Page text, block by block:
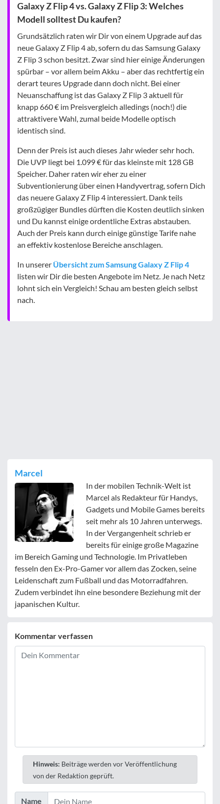
Galaxy Z Flip 4 vs. Galaxy Z Flip 3: Welches
Modell solltest Du kaufen?
Grundsätzlich raten wir Dir von einem Upgrade auf das
neue Galaxy Z Flip 4 ab, sofern du das Samsung Galaxy
Z Flip 3 schon besitzt. Zwar sind hier einige Änderungen
spürbar – vor allem beim Akku – aber das rechtfertig ein
derart teures Upgrade dann doch nicht. Bei einer
Neuanschaffung ist das Galaxy Z Flip 3 aktuell für
knapp 660 € im Preisvergleich alledings (noch!) die
attraktivere Wahl, zumal beide Modelle optisch
identisch sind.
Denn der Preis ist auch dieses Jahr wieder sehr hoch.
Die UVP liegt bei 1.099 € für das kleinste mit 128 GB
Speicher. Daher raten wir eher zu einer
Subventionierung über einen Handyvertrag, sofern Dich
das neuere Galaxy Z Flip 4 interessiert. Dank teils
großzügiger Bundles dürften die Kosten deutlich sinken
und Du kannst einige ordentliche Extras abstauben.
Auch der Preis kann durch einige günstige Tarife nahe
an effektiv kostenlose Bereiche anschlagen.
In unserer Übersicht zum Samsung Galaxy Z Flip 4
listen wir Dir die besten Angebote im Netz. Je nach Netz
lohnt sich ein Vergleich! Schau am besten gleich selbst
nach.
Marcel
In der mobilen Technik-Welt ist
Marcel als Redakteur für Handys,
Gadgets und Mobile Games bereits
seit mehr als 10 Jahren unterwegs.
In der Vergangenheit schrieb er
bereits für einige große Magazine
im Bereich Gaming und Technologie. Im Privatleben
fesseln den Ex-Pro-Gamer vor allem das Zocken, seine
Leidenschaft zum Fußball und das Motorradfahren.
Zudem verbindet ihn eine besondere Beziehung mit der
japanischen Kultur.
Kommentar verfassen
Hinweis: Beiträge werden vor Veröffentlichung
von der Redaktion geprüft.
Name